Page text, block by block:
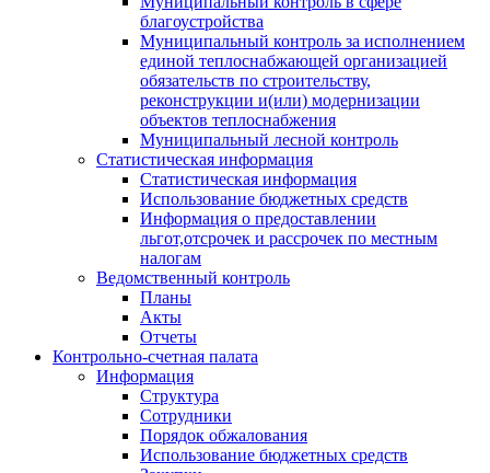
благоустройства
Муниципальный контроль за исполнением
единой теплоснабжающей организацией
обязательств по строительству,
реконструкции и(или) модернизации
объектов теплоснабжения
Муниципальный лесной контроль
Статистическая информация
Статистическая информация
Использование бюджетных средств
Информация о предоставлении
льгот,отсрочек и рассрочек по местным
налогам
Ведомственный контроль
Планы
Акты
Отчеты
Контрольно-счетная палата
Информация
Структура
Сотрудники
Порядок обжалования
Использование бюджетных средств